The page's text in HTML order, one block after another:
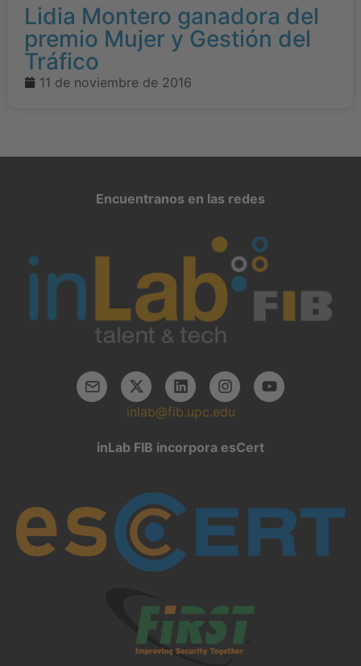
Lidia Montero ganadora del
premio Mujer y Gestión del
Tráfico
11 de noviembre de 2016
Encuentranos en las redes
inlab@fib.upc.edu
inLab FIB incorpora esCert